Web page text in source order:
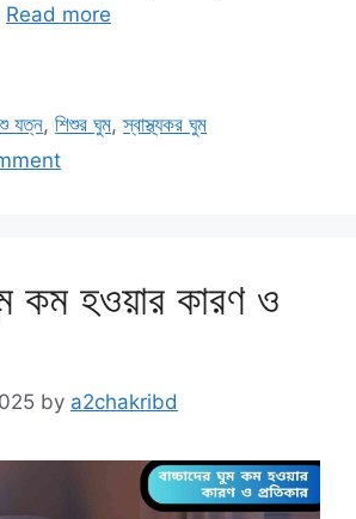
Read more
যত্ন,শিশুর ঘুম,স্বাস্থ্যকর ঘুম
কম হওয়ার কারণ ও
by a2chakribd